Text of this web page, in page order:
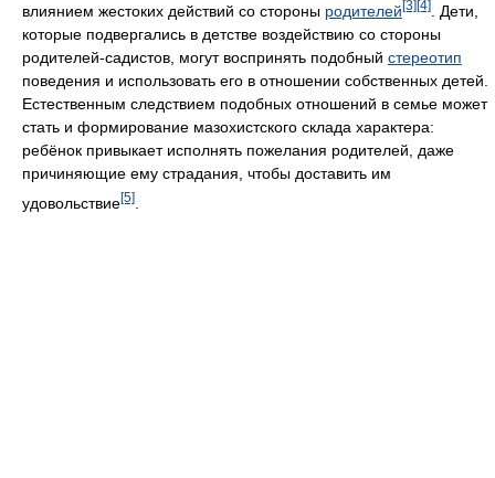
влиянием жестоких действий со стороны родителей[3][4]
. Дети,
которые подвергались в детстве воздействию со стороны
родителей-садистов, могут воспринять подобный стереотип
поведения и использовать его в отношении собственных детей.
Естественным следствием подобных отношений в семье может
стать и формирование мазохистского склада характера:
ребёнок привыкает исполнять пожелания родителей, даже
причиняющие ему страдания, чтобы доставить им
удовольствие[5]